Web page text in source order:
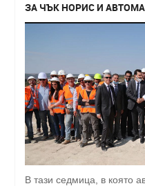
ЗА ЧЪК НОРИС И
В тази седмица, в която